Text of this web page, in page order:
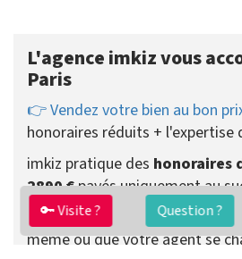
🔑 Visite ? Question ?
L'agence imkiz vous
Paris
👉 Vendez votre bien au bon
honoraires réduits + l'expertise
imkiz pratique des honoraires
2890 €payés uniquement au
Vous pouvez choisir de
même ou que votre agent se